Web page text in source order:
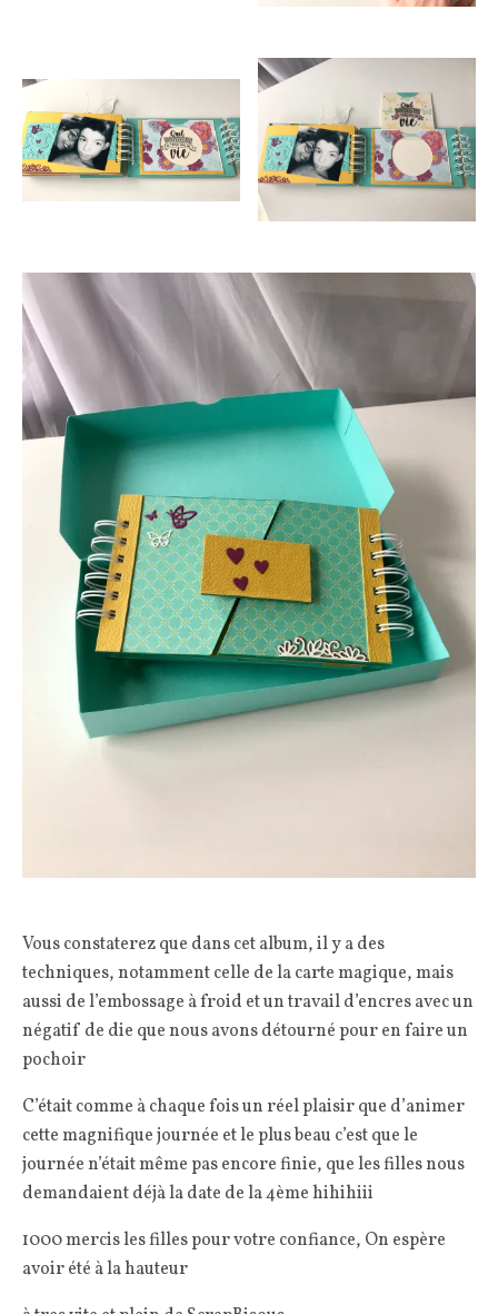
Vous constaterez que dans cet album, il y a des
techniques, notamment celle de la carte magique, mais
aussi de l’embossage à froid et un travail d’encres avec un
négatif de die que nous avons détourné pour en faire un
pochoir
C’était comme à chaque fois un réel plaisir que d’animer
cette magnifique journée et le plus beau c’est que le
journée n’était même pas encore finie, que les filles nous
demandaient déjà la date de la 4ème hihihiii
1000 mercis les filles pour votre confiance, On espère
avoir été à la hauteur